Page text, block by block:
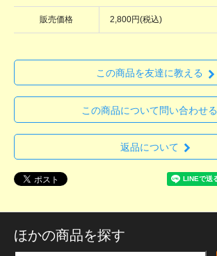
販売価格 2,800円(税込)
この商品を友達に教える
この商品について問い合わせる
返品について
ほかの商品を探す